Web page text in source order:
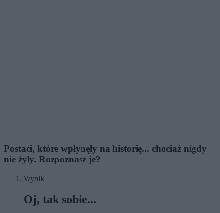
Postaci, które wpłynęły na historię... chociaż nigdy
nie żyły. Rozpoznasz je?
Wynik
Oj, tak sobie...